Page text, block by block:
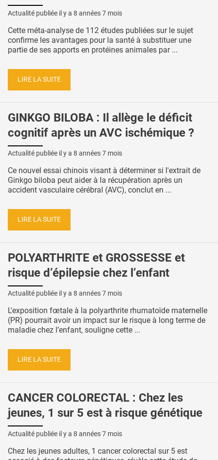
Actualité publiée il y a 8 années 7 mois
Cette méta-analyse de 112 études publiées sur le sujet
confirme les avantages pour la santé à substituer une
partie de ses apports en protéines animales par ...
LIRE LA SUITE
GINKGO BILOBA : Il allège le déficit
cognitif après un AVC ischémique ?
Actualité publiée il y a 8 années 7 mois
Ce nouvel essai chinois visant à déterminer si l'extrait de
Ginkgo biloba peut aider à la récupération après un
accident vasculaire cérébral (AVC), conclut en ...
LIRE LA SUITE
POLYARTHRITE et GROSSESSE et
risque d’épilepsie chez l’enfant
Actualité publiée il y a 8 années 7 mois
L'exposition fœtale à la polyarthrite rhumatoïde maternelle
(PR) pourrait avoir un impact sur le risque à long terme de
maladie chez l’enfant, souligne cette ...
LIRE LA SUITE
CANCER COLORECTAL : Chez les
jeunes, 1 sur 5 est à risque génétique
Actualité publiée il y a 8 années 7 mois
Chez les jeunes adultes, 1 cancer colorectal sur 5 est